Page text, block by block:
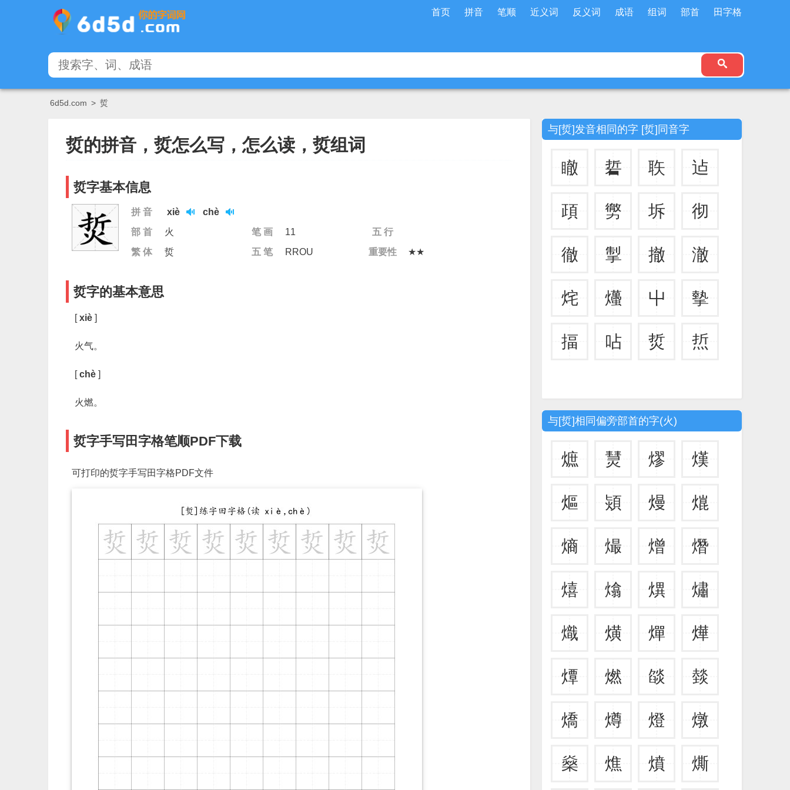
首页 拼音 笔顺 近义词 反义词 成语 组词 部首 田字格
6d5d.com > 烲
烲的拼音，烲怎么写，怎么读，烲组词
烲字基本信息
拼 音 xiè
chè
部 首
火 笔 画 11
五 行
繁 体
烲 五 笔 RROU 重要性 ★★
烲字的基本意思
[xiè ]
火气。
[chè ]
火燃。
烲字手写田字格笔顺PDF下载
可打印的烲字手写田字格PDF文件
与[烲]发音相同的字 [烲]同音字
瞮 硩 聅 迠
頙 勶 坼 彻
徹 掣 撤 澈
烢 爡 屮 摰
揊 呫 烲 焎
与[烲]相同偏旁部首的字(火)
熫 熭 熮 熯
熰 熲 熳 熴
熵 熶 熷 熸
熺 熻 熼 熽
熾 熿 燀 燁
燂 燃 燄 燅
燆 燇 燈 燉
燊 燋 燌 燍